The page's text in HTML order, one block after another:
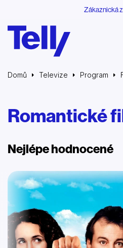
Zákaznická
Domů Televize Program
Romantické
Nejlépe hodnocené